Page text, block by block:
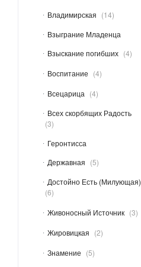
Владимирская
14
Взыграние Младенца
Взыскание погибших
4
Воспитание
4
Всецарица
4
Всех скорбящих Радость
3
Геронтисса
Державная
5
Достойно Есть (Милующая)
6
Живоносный Источник
3
Жировицкая
2
Знамение
5